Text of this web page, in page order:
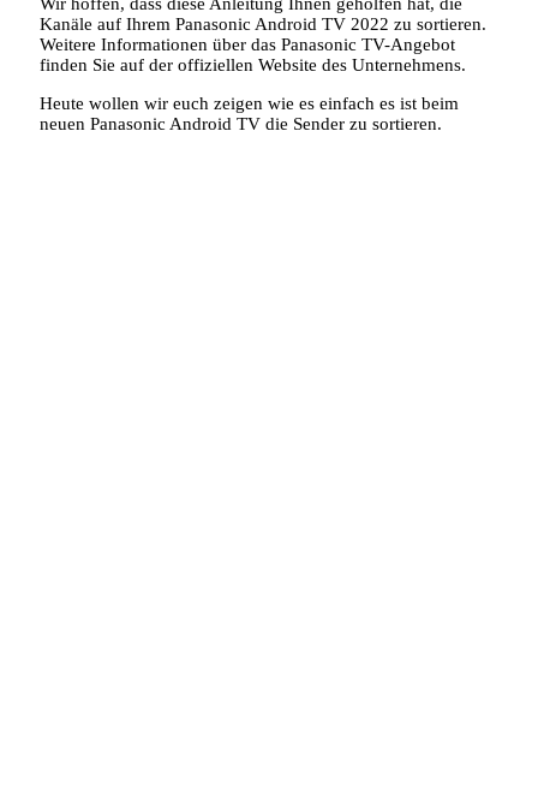
Wir hoffen, dass diese Anleitung Ihnen geholfen hat, die
Kanäle auf Ihrem Panasonic Android TV 2022 zu sortieren.
Weitere Informationen über das Panasonic TV-Angebot
finden Sie auf der offiziellen Website des Unternehmens.
Heute wollen wir euch zeigen wie es einfach es ist beim
neuen Panasonic Android TV die Sender zu sortieren.